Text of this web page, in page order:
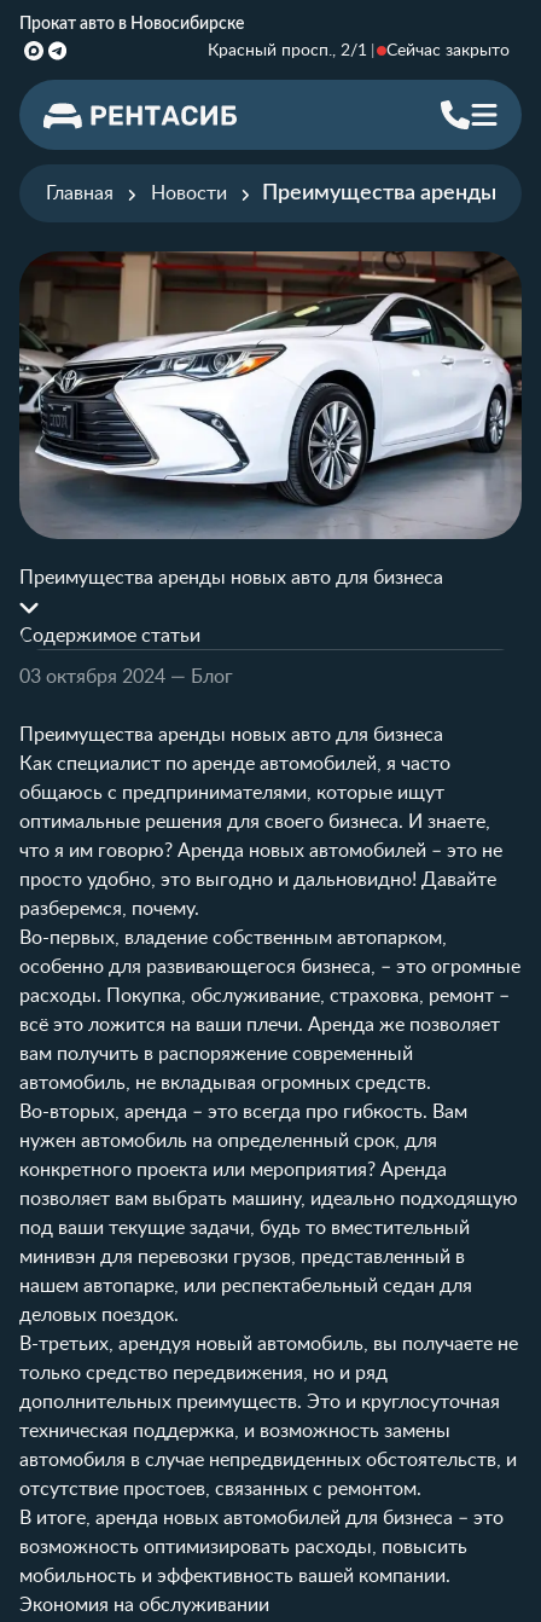
Прокат авто в Новосибирске
Красный просп., 2/1
Сейчас закрыто
Главная Новости Преимущества аренды
Преимущества аренды новых авто для бизнеса
Содержимое статьи
03 октября 2024 — Блог
Преимущества аренды новых авто для бизнеса
Как специалист по аренде автомобилей, я часто
общаюсь с предпринимателями, которые ищут
оптимальные решения для своего бизнеса. И знаете,
что я им говорю? Аренда новых автомобилей – это не
просто удобно, это выгодно и дальновидно! Давайте
разберемся, почему.
Во-первых, владение собственным автопарком,
особенно для развивающегося бизнеса, – это огромные
расходы. Покупка, обслуживание, страховка, ремонт –
всё это ложится на ваши плечи. Аренда же позволяет
вам получить в распоряжение современный
автомобиль, не вкладывая огромных средств.
Во-вторых, аренда – это всегда про гибкость. Вам
нужен автомобиль на определенный срок, для
конкретного проекта или мероприятия? Аренда
позволяет вам выбрать машину, идеально подходящую
под ваши текущие задачи, будь то вместительный
минивэн для перевозки грузов, представленный в
нашем автопарке , или респектабельный седан для
деловых поездок.
В-третьих, арендуя новый автомобиль, вы получаете не
только средство передвижения, но и ряд
дополнительных преимуществ. Это и круглосуточная
техническая поддержка, и возможность замены
автомобиля в случае непредвиденных обстоятельств, и
отсутствие простоев, связанных с ремонтом.
В итоге, аренда новых автомобилей для бизнеса – это
возможность оптимизировать расходы, повысить
мобильность и эффективность вашей компании.
Экономия на обслуживании